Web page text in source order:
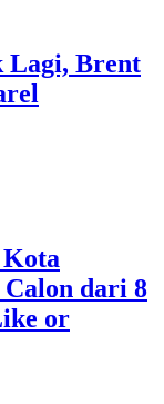
Lagi, Brent
dari 8
or